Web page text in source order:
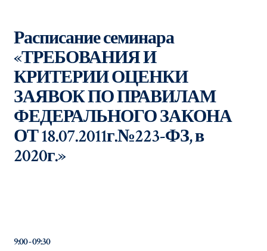
Расписание семинара
«ТРЕБОВАНИЯ И
КРИТЕРИИ ОЦЕНКИ
ЗАЯВОК ПО ПРАВИЛАМ
ФЕДЕРАЛЬНОГО ЗАКОНА
ОТ 18.07.2011г.№223-ФЗ, в
2020г.»
9:00 - 09:30